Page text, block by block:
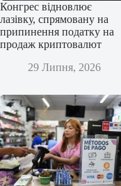
Конгрес відновлює
лазівку, спрямовану на
припинення податку на
продаж криптовалют
29 Липня, 2026